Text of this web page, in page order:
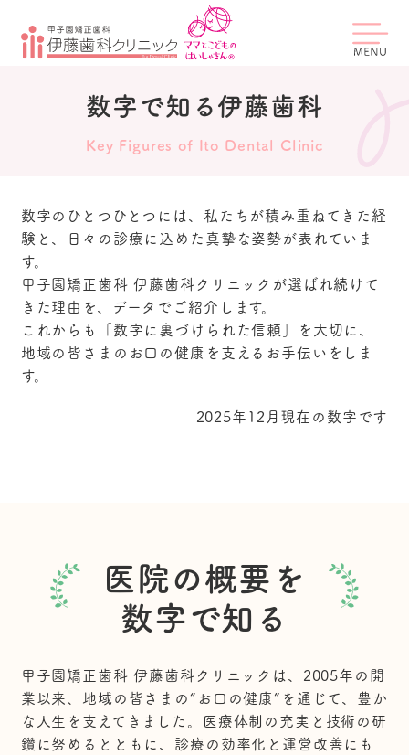
数字で知る伊藤歯科
Key Figures of Ito Dental Clinic
数字のひとつひとつには、私たちが積み重ねてきた経
験と、日々の診療に込めた真摯な姿勢が表れていま
す。
甲子園矯正歯科 伊藤歯科クリニックが選ばれ続けて
きた理由を、データでご紹介します。
これからも「数字に裏づけられた信頼」を大切に、
地域の皆さまのお口の健康を支えるお手伝いをしま
す。
2025年12月現在の数字です
医院の概要を
数字で知る
甲子園矯正歯科 伊藤歯科クリニックは、2005年の開
業以来、地域の皆さまの“お口の健康”を通じて、豊か
な人生を支えてきました。医療体制の充実と技術の研
鑽に努めるとともに、診療の効率化と運営改善にも